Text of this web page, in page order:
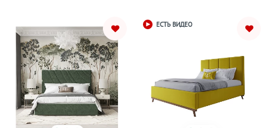
ЕСТЬ ВИДЕО